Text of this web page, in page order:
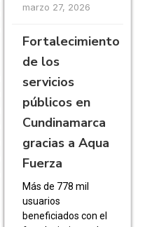
marzo 27, 2026
Fortalecimiento
de los
servicios
públicos en
Cundinamarca
gracias a Aqua
Fuerza
Más de 778 mil
usuarios
beneficiados con el